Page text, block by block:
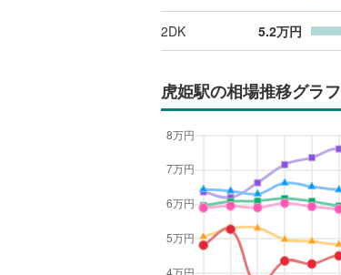
2DK 5.2万円
虎姫駅の相場推移グラフ